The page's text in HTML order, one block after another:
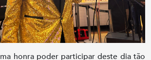
honra poder participar deste dia tão